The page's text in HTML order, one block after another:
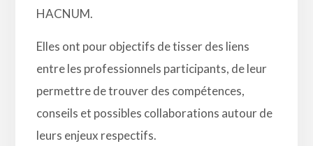
HACNUM.
Elles ont pour objectifs de tisser des liens
entre les professionnels participants, de leur
permettre de trouver des compétences,
conseils et possibles collaborations autour de
leurs enjeux respectifs.